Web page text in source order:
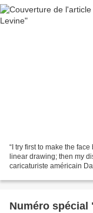
“I try first to make the
linear drawing; then my
caricaturiste américain
Numéro spécial